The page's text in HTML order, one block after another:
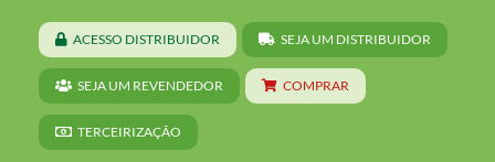
ACESSO DISTRIBUIDOR SEJA UM DISTRIBUIDOR
SEJA UM REVENDEDOR COMPRAR
TERCEIRIZAÇÃO